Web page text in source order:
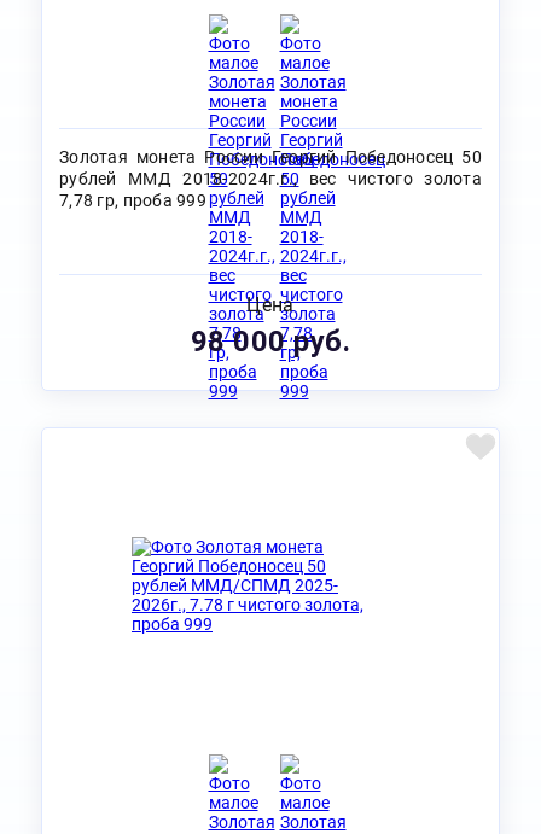
Золотая монета России Георгий Победоносец 50
рублей ММД 2018-2024г.г., вес чистого золота
7,78 гр, проба 999
Цена
98 000 руб.